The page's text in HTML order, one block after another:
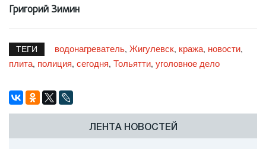
Григорий Зимин
ТЕГИ водонагреватель, Жигулевск, кража, новости,
плита, полиция, сегодня, Тольятти, уголовное дело
ЛЕНТА НОВОСТЕЙ